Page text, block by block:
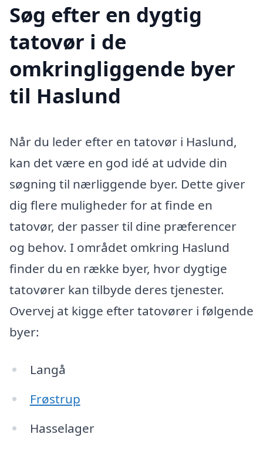
Søg efter en dygtig
tatovør i de
omkringliggende byer
til Haslund
Når du leder efter en tatovør i Haslund,
kan det være en god idé at udvide din
søgning til nærliggende byer. Dette giver
dig flere muligheder for at finde en
tatovør, der passer til dine præferencer
og behov. I området omkring Haslund
finder du en række byer, hvor dygtige
tatovører kan tilbyde deres tjenester.
Overvej at kigge efter tatovører i følgende
byer:
Langå
Frøstrup
Hasselager